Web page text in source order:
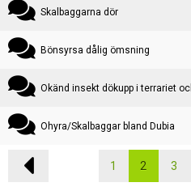
Skalbaggarna dör
Bönsyrsa dålig ömsning
Okänd insekt dökupp i terrariet
Ohyra/Skalbaggar bland Dubia
1 2 3